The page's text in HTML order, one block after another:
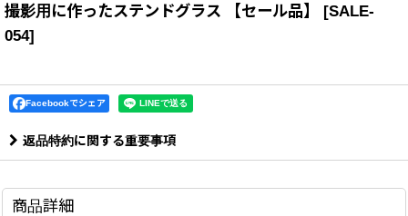
撮影用に作ったステンドグラス 【セール品】 [SALE-
054]
Facebookでシェア
返品特約に関する重要事項
商品詳細